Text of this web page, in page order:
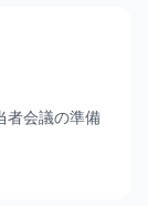
者会議の準備